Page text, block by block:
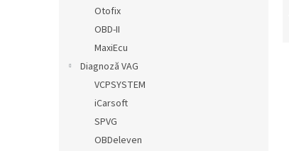
Otofix
OBD-II
MaxiEcu
Diagnoză VAG
VCPSYSTEM
iCarsoft
SPVG
OBDeleven